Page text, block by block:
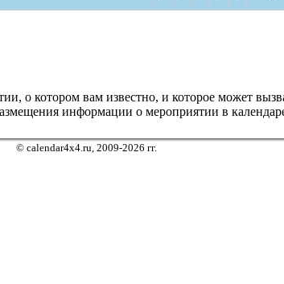
о котором вам известно, и которое может
информации о мероприятии в
© calendar4x4.ru, 2009-2026 гг.